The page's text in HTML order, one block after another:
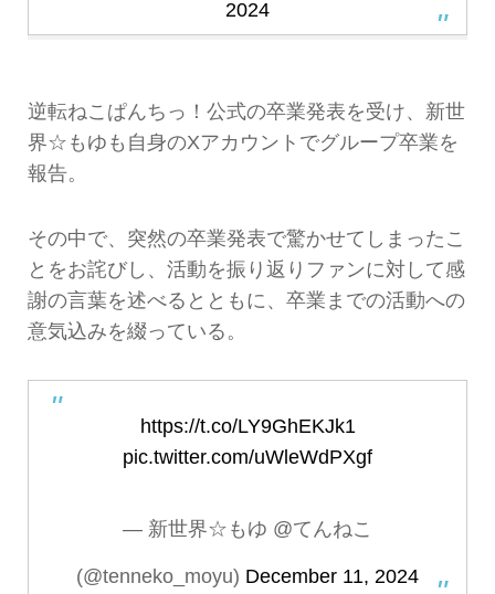
2024
逆転ねこぱんちっ！公式の卒業発表を受け、新世
界☆もゆも自身のXアカウントでグループ卒業を
報告。
その中で、突然の卒業発表で驚かせてしまったこ
とをお詫びし、活動を振り返りファンに対して感
謝の言葉を述べるとともに、卒業までの活動への
意気込みを綴っている。
https://t.co/LY9GhEKJk1
pic.twitter.com/uWleWdPXgf
— 新世界☆もゆ @てんねこ
(@tenneko_moyu) December 11, 2024